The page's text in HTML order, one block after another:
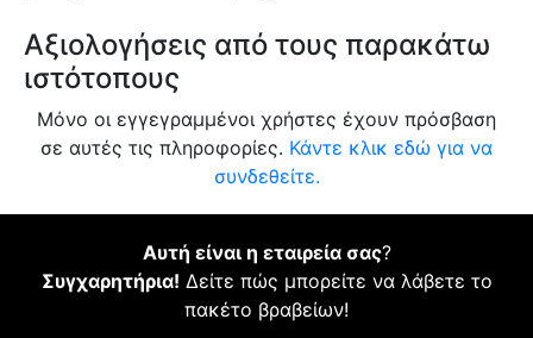
Αξιολογήσεις από τους παρακάτω
ιστότοπους
Μόνο οι εγγεγραμμένοι χρήστες έχουν πρόσβαση
σε αυτές τις πληροφορίες. Κάντε κλικ εδώ για να
συνδεθείτε.
Αυτή είναι η εταιρεία σας?
Συγχαρητήρια! Δείτε πώς μπορείτε να λάβετε το
πακέτο βραβείων!